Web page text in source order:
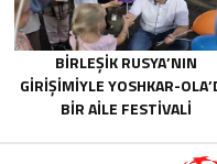
BIRLEŞIK RUSYA’NIN
GIRIŞIMIYLE YOSHKAR-
BIR AILE FESTIVALI